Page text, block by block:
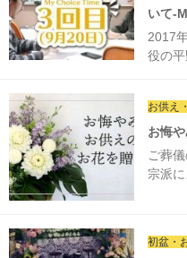
いて-
2017
役の
お供え
お悔
ご葬
宗派
初盆・